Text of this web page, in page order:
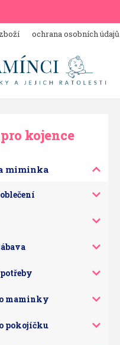
ochrana osobních údajů
kojence
miminka
maminky
pokojíčku